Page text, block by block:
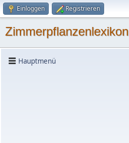
Einloggen Registrieren
Zimmerpflanzenlexikon
Hauptmenü